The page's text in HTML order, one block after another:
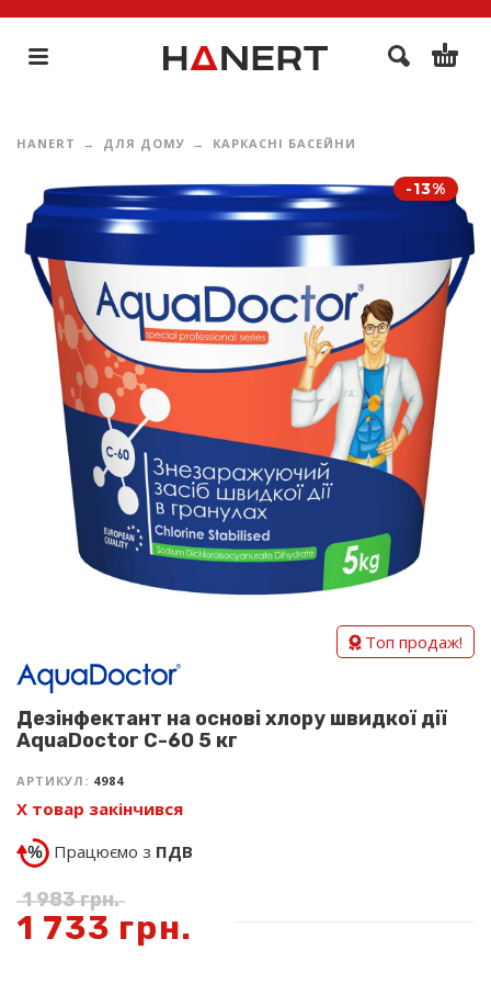
HANERT ДЛЯ ДОМУ КАРКАСНІ БАСЕЙНИ
-13%
Топ продаж!
Дезінфектант на основі хлору швидкої дії
AquaDoctor C-60 5 кг
АРТИКУЛ: 4984
Х товар закінчився
Працюємо з ПДВ
1 983грн.
1 733 грн.